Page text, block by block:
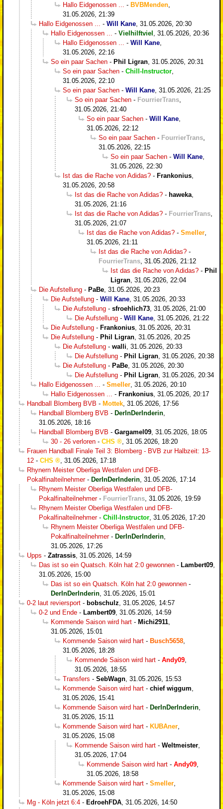
Hallo Eidgenossen ... - BVBMenden,
31.05.2026, 21:39
Hallo Eidgenossen ... - Will Kane, 31.05.2026, 20:30
Hallo Eidgenossen ... - Vielhilftviel , 31.05.2026, 20:36
Hallo Eidgenossen ... - Will Kane,
31.05.2026, 22:16
So ein paar Sachen - Phil Ligran, 31.05.2026, 20:31
So ein paar Sachen - Chill-Instructor,
31.05.2026, 22:10
So ein paar Sachen - Will Kane, 31.05.2026, 21:25
So ein paar Sachen - FourrierTrans,
31.05.2026, 21:40
So ein paar Sachen - Will Kane,
31.05.2026, 22:12
So ein paar Sachen - FourrierTrans,
31.05.2026, 22:15
So ein paar Sachen - Will Kane,
31.05.2026, 22:30
Ist das die Rache von Adidas? - Frankonius,
31.05.2026, 20:58
Ist das die Rache von Adidas? - haweka,
31.05.2026, 21:16
Ist das die Rache von Adidas? - FourrierTrans,
31.05.2026, 21:07
Ist das die Rache von Adidas? - Smeller,
31.05.2026, 21:11
Ist das die Rache von Adidas? -
FourrierTrans, 31.05.2026, 21:12
Ist das die Rache von Adidas? - Phil
Ligran, 31.05.2026, 22:04
Die Aufstellung - PaBe, 31.05.2026, 20:23
Die Aufstellung - Will Kane, 31.05.2026, 20:33
Die Aufstellung - sfroehlich73, 31.05.2026, 21:00
Die Aufstellung - Will Kane, 31.05.2026, 21:22
Die Aufstellung - Frankonius, 31.05.2026, 20:31
Die Aufstellung - Phil Ligran, 31.05.2026, 20:25
Die Aufstellung - walli, 31.05.2026, 20:33
Die Aufstellung - Phil Ligran, 31.05.2026, 20:38
Die Aufstellung - PaBe, 31.05.2026, 20:30
Die Aufstellung - Phil Ligran, 31.05.2026, 20:34
Hallo Eidgenossen ... - Smeller, 31.05.2026, 20:10
Hallo Eidgenossen ... - Frankonius, 31.05.2026, 20:17
Handball Blomberg BVB - Mottek, 31.05.2026, 17:56
Handball Blomberg BVB - DerInDerInderin,
31.05.2026, 18:16
Handball Blomberg BVB - Gargamel09, 31.05.2026, 18:05
30 - 26 verloren - CHS , 31.05.2026, 18:20
Frauen Handball Finale Teil 3: Blomberg - BVB zur Halbzeit: 13-
12 - CHS , 31.05.2026, 17:18
Rhynern Meister Oberliga Westfalen und DFB-
Pokalfinalteilnehmer- DerInDerInderin, 31.05.2026, 17:14
Rhynern Meister Oberliga Westfalen und DFB-
Pokalfinalteilnehmer- FourrierTrans, 31.05.2026, 19:59
Rhynern Meister Oberliga Westfalen und DFB-
Pokalfinalteilnehmer- Chill-Instructor, 31.05.2026, 17:20
Rhynern Meister Oberliga Westfalen und DFB-
Pokalfinalteilnehmer- DerInDerInderin,
31.05.2026, 17:26
Upps - Zatrassis, 31.05.2026, 14:59
Das ist so ein Quatsch. Köln hat 2:0 gewonnen - Lambert09,
31.05.2026, 15:00
Das ist so ein Quatsch. Köln hat 2:0 gewonnen -
DerInDerInderin, 31.05.2026, 15:01
0-2 laut reviersport - bobschulz, 31.05.2026, 14:57
0-2 und Ende - Lambert09, 31.05.2026, 14:59
Kommende Saison wird hart - Michi2911,
31.05.2026, 15:01
Kommende Saison wird hart - Busch5658,
31.05.2026, 18:28
Kommende Saison wird hart - Andy09,
31.05.2026, 18:55
Transfers - SebWagn, 31.05.2026, 15:53
Kommende Saison wird hart - chief wiggum,
31.05.2026, 15:41
Kommende Saison wird hart - DerInDerInderin,
31.05.2026, 15:11
Kommende Saison wird hart - KUBAner,
31.05.2026, 15:08
Kommende Saison wird hart - Weltmeister,
31.05.2026, 17:04
Kommende Saison wird hart - Andy09,
31.05.2026, 18:58
Kommende Saison wird hart - Smeller,
31.05.2026, 15:08
Mg - Köln jetzt 6:4 - EdroehFDA, 31.05.2026, 14:50